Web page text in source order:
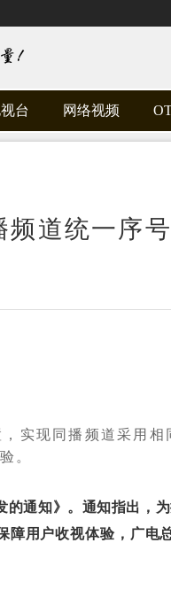
台 网络视频
道统一序
实现同播频道采用
。
的通知》。通知指出，
障用户收视体验，广电